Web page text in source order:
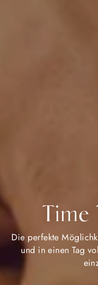
Time
Die perfekte
und in einen Tag